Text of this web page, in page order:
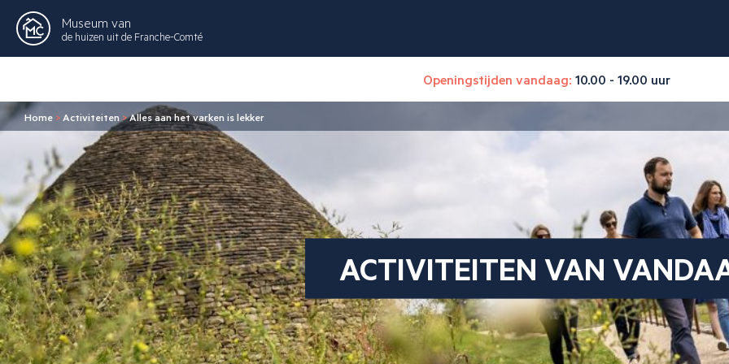
Museum van
de huizen uit de Franche-Comté
Openingstijden vandaag: 10.00 - 19.00 uur
Home > Activiteiten >Alles aan het varken is lekker
ACTIVITEITEN VAN